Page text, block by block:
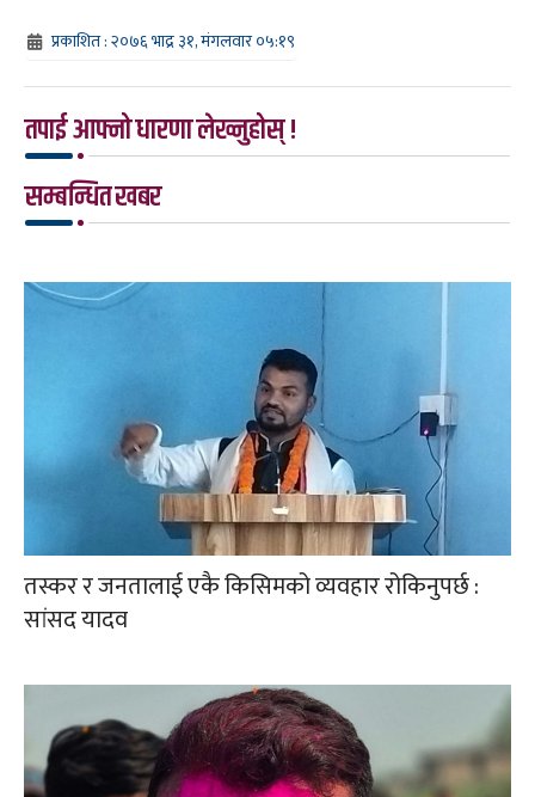
प्रकाशित : २०७६ भाद्र ३१, मंगलवार ०५:१९
तपाई आफ्नो धारणा लेख्नुहोस् !
सम्बन्धित खबर
तस्कर र जनतालाई एकै किसिमको व्यवहार रोकिनुपर्छ :
सांसद यादव